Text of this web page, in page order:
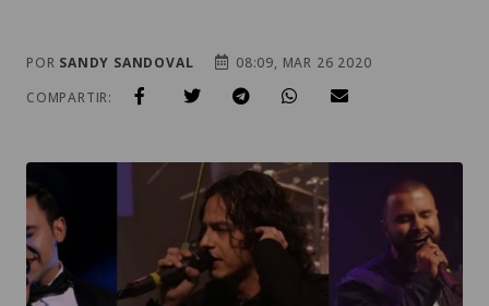
POR SANDY SANDOVAL
08:09, MAR 26 2020
COMPARTIR: